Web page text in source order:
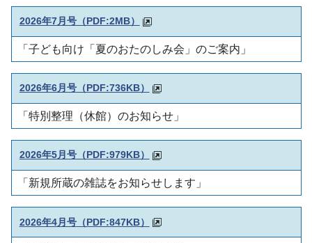
2026年7月号（PDF:2MB）
「子ども向け「夏のおたのしみ会」のご案内」
2026年6月号（PDF:736KB）
「特別整理（休館）のお知らせ」
2026年5月号（PDF:979KB）
「新規所蔵の雑誌をお知らせします」
2026年4月号（PDF:847KB）